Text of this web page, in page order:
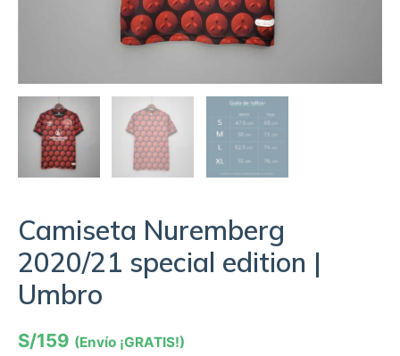
Camiseta Nuremberg
2020/21 special edition |
Umbro
S/159 (Envío ¡GRATIS!)